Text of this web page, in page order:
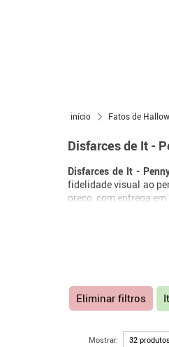
início Fatos de
Disfarces de It -
Disfarces de It -
fidelidade visual ao
preco, com entrega em
Eliminar filtros
Mostrar: